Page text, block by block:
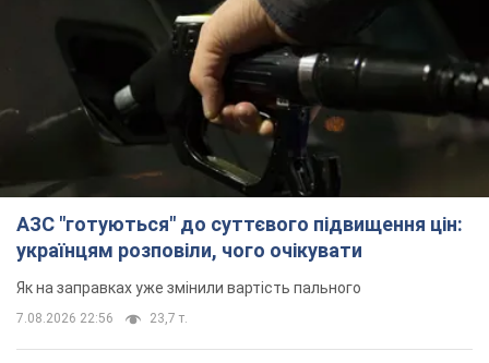
АЗС "готуються" до суттєвого підвищення цін:
українцям розповіли, чого очікувати
Як на заправках уже змінили вартість пального
7.08.2026 22:56 23,7 т.